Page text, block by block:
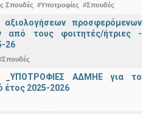
Σπουδές #Υποτροφίες #Σπουδές
αξιολογήσεων προσφερόμενων
από τους φοιτητές/ήτριες -
26
_ΥΠΟΤΡΟΦΙΕΣ ΑΔΜΗΕ για το
έτος 2025-2026